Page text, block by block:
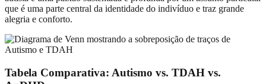
que é uma parte central da identidade do indivíduo e traz grande
alegria e conforto.
Tabela Comparativa: Autismo vs. TDAH vs.